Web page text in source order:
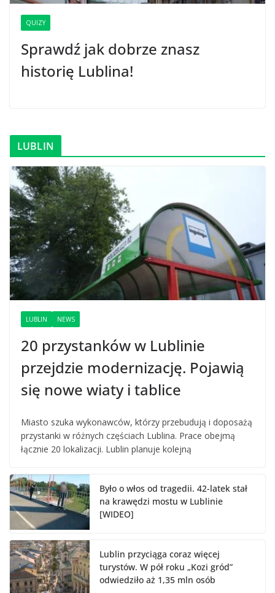
QUIZY
Sprawdź jak dobrze znasz
historię Lublina!
LUBLIN
LUBLIN NEWS
20 przystanków w Lublinie
przejdzie modernizację. Pojawią
się nowe wiaty i tablice
Miasto szuka wykonawców, którzy przebudują i doposażą
przystanki w różnych częściach Lublina. Prace obejmą
łącznie 20 lokalizacji. Lublin planuje kolejną
Było o włos od tragedii. 42-latek stał
na krawędzi mostu w Lublinie
[WIDEO]
Lublin przyciąga coraz więcej
turystów. W pół roku „Kozi gród”
odwiedziło aż 1,35 mln osób